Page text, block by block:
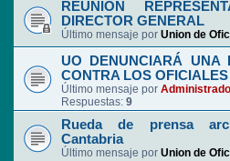
REUNION
DIRECTOR GENERAL
Último mensaje por Union de
UO DENUNCIARÁ UNA
CONTRA LOS OFICIALES
Último mensaje por
Respuestas: 9
Rueda de prensa
Cantabria
Último mensaje por Union de